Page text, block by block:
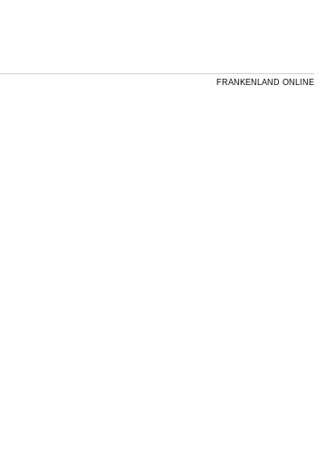
FRANKENLAND ONLINE